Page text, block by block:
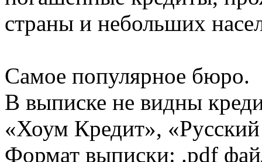
страны и небольших
Самое популярное бюро.
В выписке не видны
«Хоум Кредит»,
Формат выписки: .pdf